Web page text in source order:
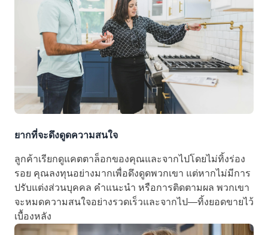
ยากที่จะดึงดูดความสนใจ
ลูกค้าเรียกดูแคตตาล็อกของคุณและจากไปโดยไม่ทิ้งร่อง
รอย คุณลงทุนอย่างมากเพื่อดึงดูดพวกเขา แต่หากไม่มีการ
ปรับแต่งส่วนบุคคล คำแนะนำ หรือการติดตามผล พวกเขา
จะหมดความสนใจอย่างรวดเร็วและจากไป—ทิ้งยอดขายไว้
เบื้องหลัง